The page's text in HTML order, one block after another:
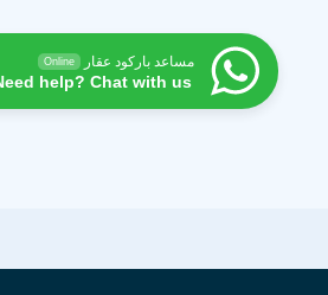
مساعد باركود عقار Online
Need help? Chat with us